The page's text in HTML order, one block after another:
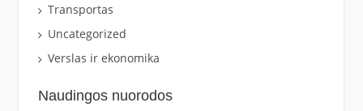
Transportas
Uncategorized
Verslas ir ekonomika
Naudingos nuorodos